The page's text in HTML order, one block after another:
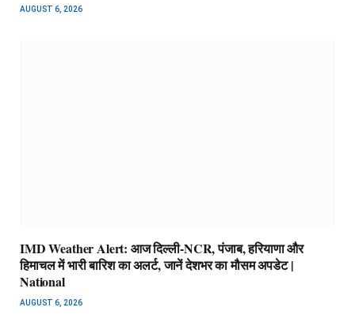
AUGUST 6, 2026
IMD Weather Alert: आज दिल्ली-NCR, पंजाब, हरियाणा और
हिमाचल में भारी बारिश का अलर्ट, जानें देशभर का मौसम अपडेट |
National
AUGUST 6, 2026